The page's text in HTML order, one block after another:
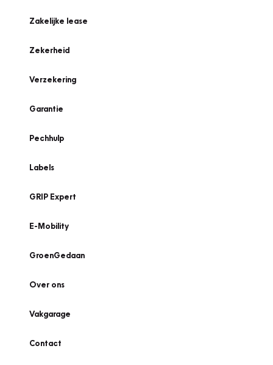
Zakelijke lease
Zekerheid
Verzekering
Garantie
Pechhulp
Labels
GRIP Expert
E-Mobility
GroenGedaan
Over ons
Vakgarage
Contact